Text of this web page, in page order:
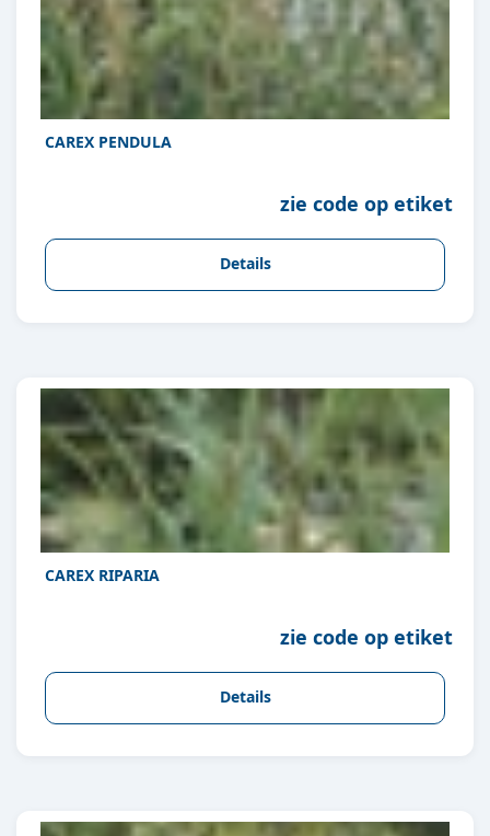
CAREX PENDULA
zie code op etiket
Details
CAREX RIPARIA
zie code op etiket
Details